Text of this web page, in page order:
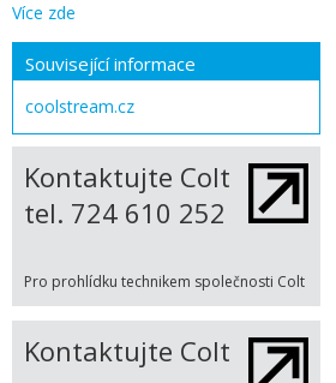
Více zde
Související informace
coolstream.cz
Kontaktujte Colt
tel. 724 610 252
Pro prohlídku technikem společnosti Colt
Kontaktujte Colt